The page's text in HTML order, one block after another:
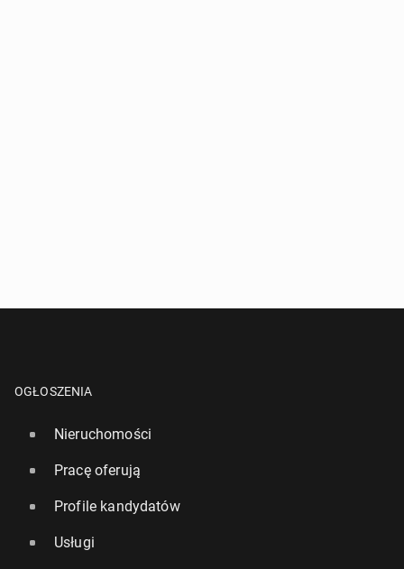
OGŁOSZENIA
Nieruchomości
Pracę oferują
Profile kandydatów
Usługi